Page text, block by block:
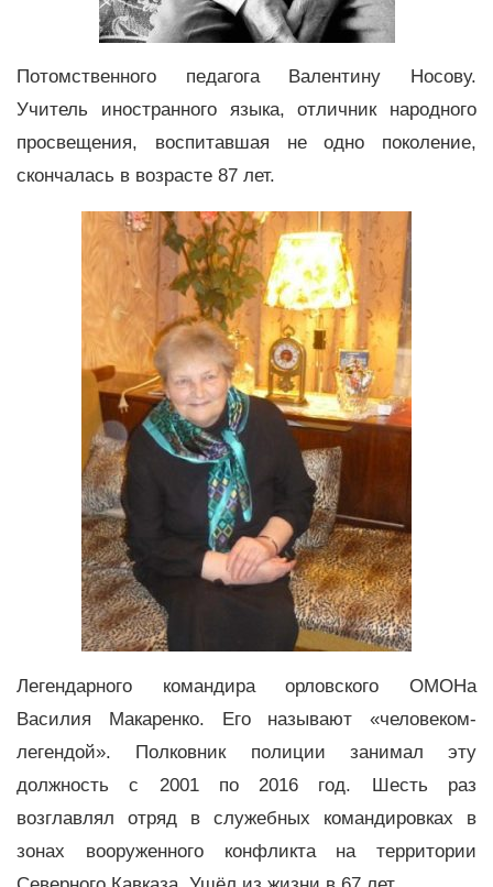
Потомственного педагога Валентину Носову.
Учитель иностранного языка, отличник народного
просвещения, воспитавшая не одно поколение,
скончалась в возрасте 87 лет.
Легендарного командира орловского ОМОНа
Василия Макаренко. Его называют «человеком-
легендой». Полковник полиции занимал эту
должность с 2001 по 2016 год. Шесть раз
возглавлял отряд в служебных командировках в
зонах вооруженного конфликта на территории